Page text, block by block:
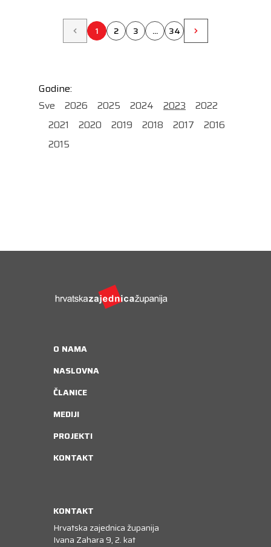
1 2 3 ... 34
Godine:
Sve
2026 2025 2024 2023
2022
2021
2020 2019 2018 2017
2016
2015
O NAMA
NASLOVNA
ČLANICE
MEDIJI
PROJEKTI
KONTAKT
KONTAKT
Hrvatska zajednica županija
Ivana Zahara 9, 2. kat